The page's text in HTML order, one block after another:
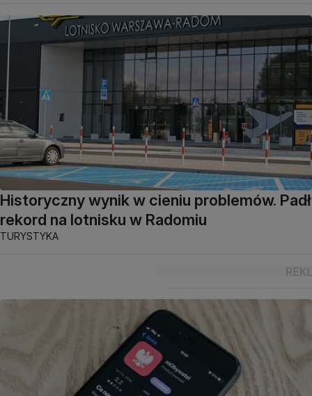
Historyczny wynik w cieniu problemów. Padł
rekord na lotnisku w Radomiu
TURYSTYKA